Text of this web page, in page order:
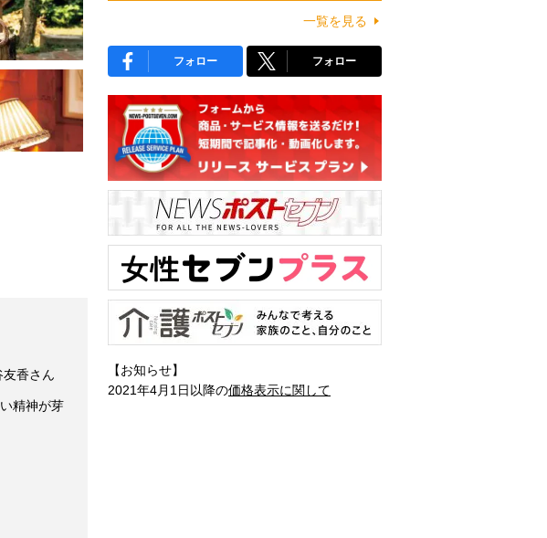
香さん
精神が芽
一覧を見る
フォロー フォロー
【お知らせ】
2021年4月1日以降の価格表示に関して